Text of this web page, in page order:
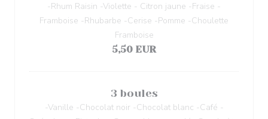
-Rhum Raisin -Violette - Citron jaune -Fraise -
Framboise -Rhubarbe -Cerise -Pomme -Choulette
Framboise
5,50 EUR
3 boules
-Vanille -Chocolat noir -Chocolat blanc -Café -